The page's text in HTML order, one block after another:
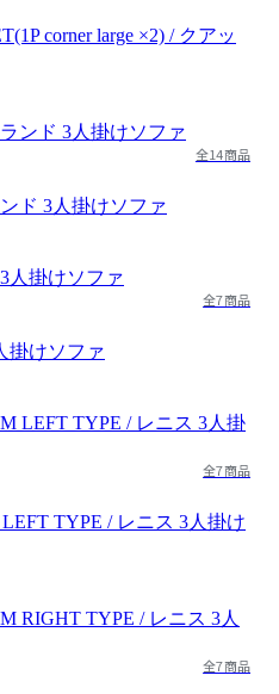
corner large ×2) / クアッ
全14商品
ド 3人掛けソファ
全7商品
掛けソファ
全7商品
TYPE / レニス 3人掛け
全7商品